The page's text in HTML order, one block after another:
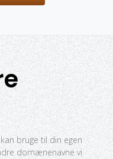
bruge til din egen
domænenavne vi